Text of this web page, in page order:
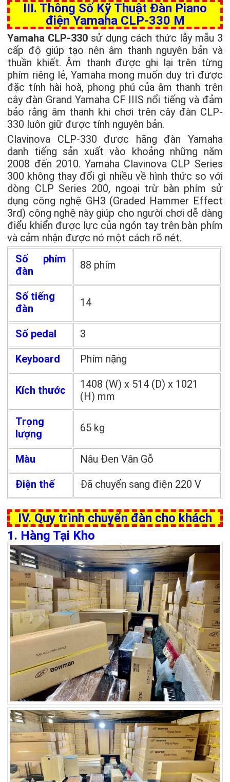
III. Thông Số Kỹ Thuật Đàn Piano
điện Yamaha CLP-330 M
Yamaha CLP-330 sử dụng cách thức lẫy mẫu 3
cấp độ giúp tạo nên âm thanh nguyên bản và
thuần khiết. Âm thanh được ghi lại trên từng
phím riêng lẻ, Yamaha mong muốn duy trì được
đặc tính hài hoà, phong phú của âm thanh trên
cây đàn Grand Yamaha CF IIIS nổi tiếng và đảm
bảo rằng âm thanh khi chơi trên cây đàn CLP-
330 luôn giữ được tính nguyên bản.
Clavinova CLP-330 được hãng đàn Yamaha
danh tiếng sản xuất vào khoảng những năm
2008 đến 2010. Yamaha Clavinova CLP Series
300 không thay đổi gì nhiều về hình thức so với
dòng CLP Series 200, ngoại trừ bàn phím sử
dụng công nghệ GH3 (Graded Hammer Effect
3rd) công nghệ này giúp cho người chơi dễ dàng
điểu khiển được lực của ngón tay trên bàn phím
và cảm nhận được nó một cách rõ nét.
Số phím
đàn
88 phím
Số tiếng
đàn
14
Số pedal 3
Keyboard Phím nặng
Kích thước
1408 (W) x 514 (D) x 1021
(H) mm
Trọng
lượng
65 kg
Màu Nâu Đen Vân Gỗ
Điện thế Đã chuyển sang điện 220 V
IV. Quy trình chuyển đàn cho khách
1. Hàng Tại Kho